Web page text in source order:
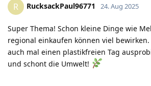
R RucksackPaul96771 24. Aug 2025
Super Thema! Schon kleine Dinge wie
regional einkaufen können viel
auch mal einen plastikfreien Tag
und schont die Umwelt!